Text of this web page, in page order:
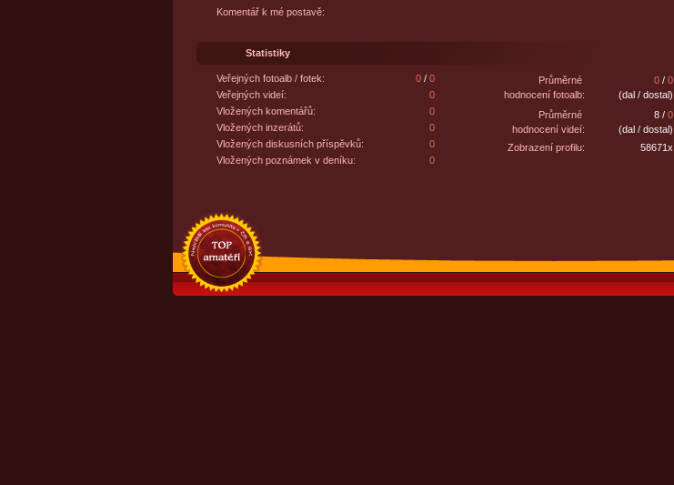
Komentář k mé postavě:
Statistiky
Veřejných fotoalb / fotek: 0/ 0
Veřejných videí:
0
Vložených komentářů:
0
Vložených inzerátů:
0
Vložených diskusních příspěvků:
0
Vložených poznámek v deníku:
0
Průměrné
hodnocení fotoalb:
0/ 0
(dal / dostal)
Průměrné
hodnocení videí:
8 / 0
(dal / dostal)
Zobrazení profilu:
58671x